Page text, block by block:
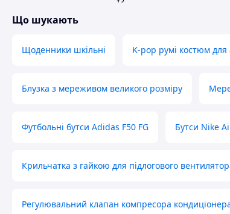
Що шукають
Щоденники шкільні K-pop румі костюм для
Блузка з мереживом великого розміру
Футбольні бутси Adidas F50 FG Бутси Nike
Крильчатка з гайкою для підлогового
Регулювальний клапан компресора